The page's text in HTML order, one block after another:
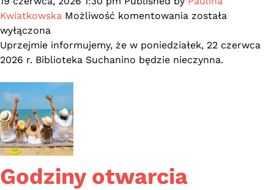
Kwiatkowska Możliwość komentowania Biblioteka
nieczynna
22
została
wyłączona
Uprzejmie informujemy, że w poniedziałek, 22 czerwca
2026 r. Biblioteka Suchanino będzie nieczynna.
Godziny otwarcia